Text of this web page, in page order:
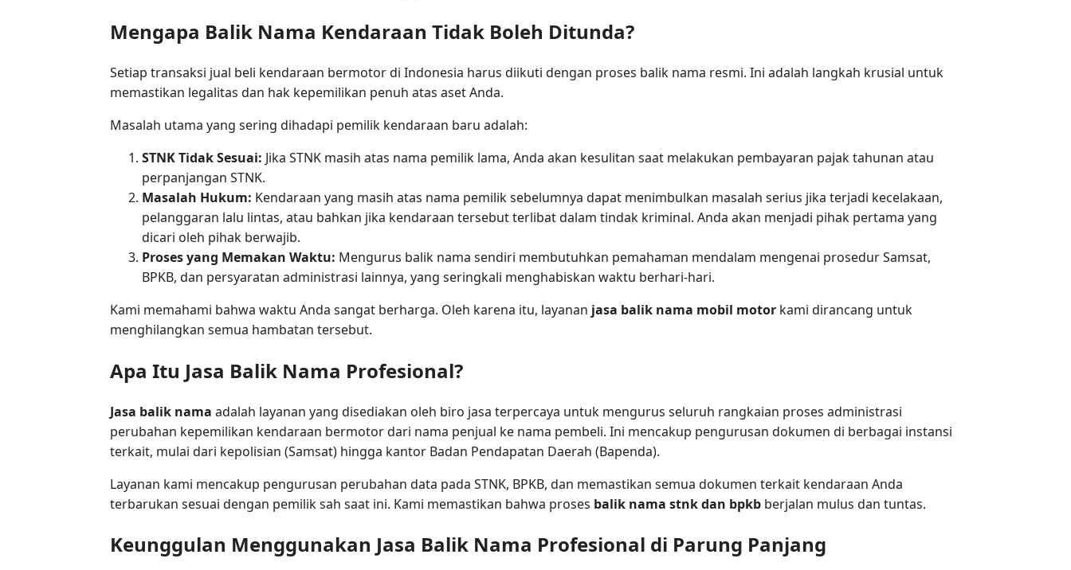
Mengapa Balik Nama Kendaraan Tidak Boleh Ditunda?
Setiap transaksi jual beli kendaraan bermotor di Indonesia harus diikuti dengan proses balik nama resmi. Ini adalah langkah krusial untuk
memastikan legalitas dan hak kepemilikan penuh atas aset Anda.
Masalah utama yang sering dihadapi pemilik kendaraan baru adalah:
STNK Tidak Sesuai: Jika STNK masih atas nama pemilik lama, Anda akan kesulitan saat melakukan pembayaran pajak tahunan atau
perpanjangan STNK.
Masalah Hukum: Kendaraan yang masih atas nama pemilik sebelumnya dapat menimbulkan masalah serius jika terjadi kecelakaan,
pelanggaran lalu lintas, atau bahkan jika kendaraan tersebut terlibat dalam tindak kriminal. Anda akan menjadi pihak pertama yang
dicari oleh pihak berwajib.
Proses yang Memakan Waktu: Mengurus balik nama sendiri membutuhkan pemahaman mendalam mengenai prosedur Samsat,
BPKB, dan persyaratan administrasi lainnya, yang seringkali menghabiskan waktu berhari-hari.
Kami memahami bahwa waktu Anda sangat berharga. Oleh karena itu, layanan jasa balik nama mobil motor kami dirancang untuk
menghilangkan semua hambatan tersebut.
Apa Itu Jasa Balik Nama Profesional?
Jasa balik nama adalah layanan yang disediakan oleh biro jasa terpercaya untuk mengurus seluruh rangkaian proses administrasi
perubahan kepemilikan kendaraan bermotor dari nama penjual ke nama pembeli. Ini mencakup pengurusan dokumen di berbagai instansi
terkait, mulai dari kepolisian (Samsat) hingga kantor Badan Pendapatan Daerah (Bapenda).
Layanan kami mencakup pengurusan perubahan data pada STNK, BPKB, dan memastikan semua dokumen terkait kendaraan Anda
terbarukan sesuai dengan pemilik sah saat ini. Kami memastikan bahwa proses balik nama stnk dan bpkb berjalan mulus dan tuntas.
Keunggulan Menggunakan Jasa Balik Nama Profesional di Parung Panjang